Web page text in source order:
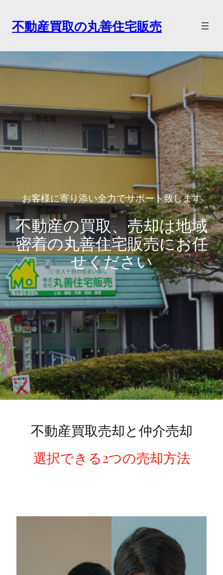
ッ
不動産買取の丸善住宅販売
お客様に寄り添い全力でサポート致します
不動産の買取、売却は地域
密着の丸善住宅販売にお任
せください
不動産買取売却と仲介売却
選択できる2つの売却方法